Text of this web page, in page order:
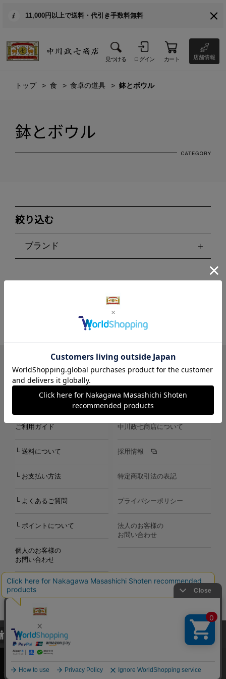
11,000円以上で送料・代引き手数料無料
見つける ログイン カート 店舗情報
トップ 食 食卓の道具 鉢とボウル
鉢とボウル
絞り込む
ブランド
LINE Instagram X Facebook メールマガジン
ご利用ガイド
└ 送料について
└ お支払い方法
└ よくあるご質問
└ ポイントについて
個人のお客様の
お問い合わせ
中川政七商店について
採用情報
特定商取引法の表記
プライバシーポリシー
法人のお客様の
お問い合わせ
Copyright©2000-2026
Nakagawa Masashichi Shoten All Rights Reserved.
当サイトでは、当サイト内における閲覧履歴・属性情報などの取得およ
び利便性向上のためにクッキー（Cookie）を使用いたします。詳細に
関しては「プライバシーポリシー
承諾する